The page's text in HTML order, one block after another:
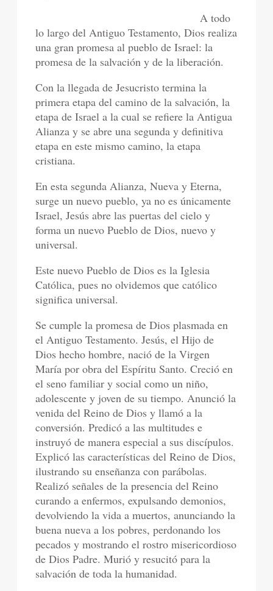
A todo
lo largo del Antiguo Testamento, Dios realiza
una gran promesa al pueblo de Israel: la
promesa de la salvación y de la liberación.
Con la llegada de Jesucristo termina la
primera etapa del camino de la salvación, la
etapa de Israel a la cual se refiere la Antigua
Alianza y se abre una segunda y definitiva
etapa en este mismo camino, la etapa
cristiana.
En esta segunda Alianza, Nueva y Eterna,
surge un nuevo pueblo, ya no es únicamente
Israel, Jesús abre las puertas del cielo y
forma un nuevo Pueblo de Dios, nuevo y
universal.
Este nuevo Pueblo de Dios es la Iglesia
Católica, pues no olvidemos que católico
significa universal.
Se cumple la promesa de Dios plasmada en
el Antiguo Testamento. Jesús, el Hijo de
Dios hecho hombre, nació de la Virgen
María por obra del Espíritu Santo. Creció en
el seno familiar y social como un niño,
adolescente y joven de su tiempo. Anunció la
venida del Reino de Dios y llamó a la
conversión. Predicó a las multitudes e
instruyó de manera especial a sus discípulos.
Explicó las características del Reino de Dios,
ilustrando su enseñanza con parábolas.
Realizó señales de la presencia del Reino
curando a enfermos, expulsando demonios,
devolviendo la vida a muertos, anunciando la
buena nueva a los pobres, perdonando los
pecados y mostrando el rostro misericordioso
de Dios Padre. Murió y resucitó para la
salvación de toda la humanidad.